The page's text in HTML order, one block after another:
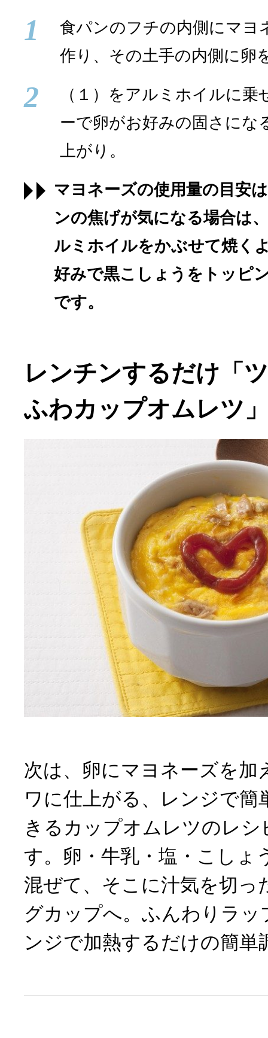
1
食パンのフチの内側にマヨ
作り、その土手の内側に卵
2
（１）をアルミホイルに
ーで卵がお好みの固さにな
上がり。
マヨネーズの使用量の目安
ンの焦げが気になる場合は
ルミホイルをかぶせて焼く
好みで黒こしょうをトッピ
です。
レンチンするだけ「
ふわカップオムレツ」
次は、卵にマヨネーズを加
ワに仕上がる、レンジで簡
きるカップオムレツのレ
す。卵・牛乳・塩・こしょ
混ぜて、そこに汁気を切っ
グカップへ。ふんわりラ
ンジで加熱するだけの簡単